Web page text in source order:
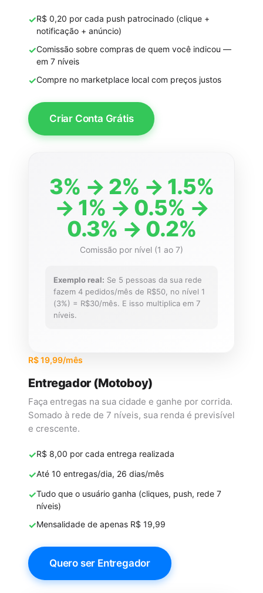
✓R$ 0,20 por cada push patrocinado (clique +
notificação + anúncio)
✓Comissão sobre compras de quem você indicou —
em 7 níveis
✓Compre no marketplace local com preços justos
Criar Conta Grátis
3% → 2% → 1.5%
→ 1% → 0.5% →
0.3% → 0.2%
Comissão por nível (1 ao 7)
Exemplo real: Se 5 pessoas da sua rede
fazem 4 pedidos/mês de R$50, no nível 1
(3%) = R$30/mês. E isso multiplica em 7
níveis.
R$ 19,99/mês
Entregador (Motoboy)
Faça entregas na sua cidade e ganhe por corrida.
Somado à rede de 7 níveis, sua renda é previsível
e crescente.
✓R$ 8,00 por cada entrega realizada
✓Até 10 entregas/dia, 26 dias/mês
✓Tudo que o usuário ganha (cliques, push, rede 7
níveis)
✓Mensalidade de apenas R$ 19,99
Quero ser Entregador